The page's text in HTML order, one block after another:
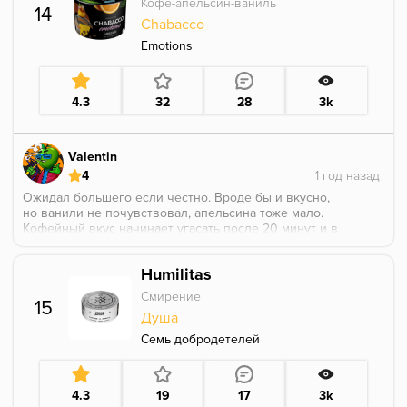
14 Кофе-апельсин-ваниль
Chabacco
Emotions
4.3 32 28 3k
Valentin
4
Ожидал большего если честно. Вроде бы и вкусно,
но ванили не почувствовал, апельсина тоже мало.
Кофейный вкус начинает угасать после 20 минут и в
15
Humilitas
Смирение
Душа
Семь добродетелей
4.3 19 17 3k